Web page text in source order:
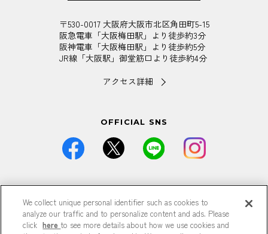
〒530-0017 大阪府大阪市北区角田町5-15
阪急電車「大阪梅田駅」より徒歩約3分
阪神電車「大阪梅田駅」より徒歩約5分
JR線「大阪駅」御堂筋口より徒歩約4分
アクセス詳細
OFFICIAL SNS
掲載している情報は予告なく仕様・デザイン・価格等が変更と
なる場合がございます。
掲載している情報は各記事が公開された時点のもので、現在と
We collect unique personal identifier such as cookies to
analyze our traffic and to personalize content and ads. Please
click hereto see more details about how we use cookies and